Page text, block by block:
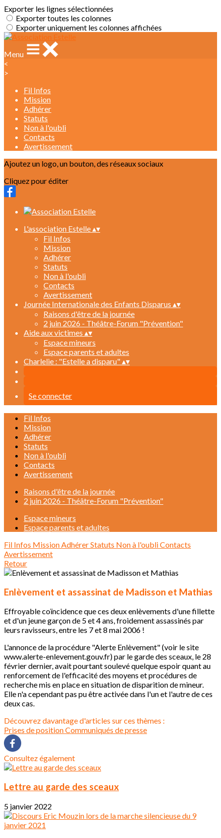
Exporter les lignes sélectionnées
Exporter toutes les colonnes
Exporter uniquement les colonnes affichées
Menu
<
>
Fil Infos
Mission
Adhérer
Statuts
Non à l'oubli
Contacts
Avertissement
Ajoutez un logo, un bouton, des réseaux sociaux
Cliquez pour éditer
L'association Estelle▴▾
Fil Infos
Mission
Adhérer
Statuts
Non à l'oubli
Contacts
Avertissement
Journée Internationale des Enfants Disparus ▴▾
Raisons d'être de la journée
2 juin 2026 - Théâtre-Forum "Prévention"
Aide aux victimes ▴▾
Espace mineurs
Espace parents et adultes
Charlelie : "Estelle a disparu"▴▾
Se connecter
Fil Infos
Mission
Adhérer
Statuts
Non à l'oubli
Contacts
Avertissement
Raisons d'être de la journée
2 juin 2026 - Théâtre-Forum "Prévention"
Espace mineurs
Espace parents et adultes
Fil Infos MissionAdhérerStatuts Non à l'oubliContacts
Avertissement
Retour
Enlèvement et assassinat de Madisson et Mathias
Effroyable coïncidence que ces deux enlèvements d'une fillette
et d'un jeune garçon de 5 et 4 ans, froidement assassinés par
leurs ravisseurs, entre les 7 et 8 mai 2006 !
L'annonce de la procédure "Alerte Enlèvement" (voir le site
www.alerte-enlevement.gouv.fr) par le garde des sceaux, le 28
février dernier, avait pourtant soulevé quelque espoir quant au
renforcement de l'efficacité des moyens et procédures de
recherche mis en place en situation de disparition de mineur.
Elle n'a cependant pas pu être activée dans l'un et l'autre de ces
deux cas.
Découvrez davantage d'articles sur ces thèmes :
Prises de positionCommuniqués de presse
Consultez également
Lettre au garde des sceaux
5 janvier 2022